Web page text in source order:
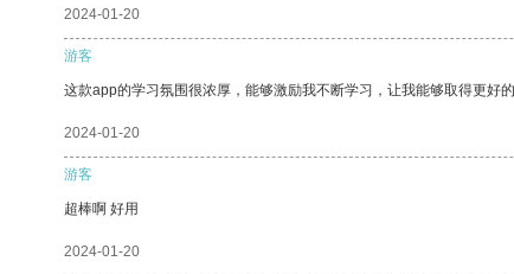
2024-01-20
游客
这款app的学习氛围很浓厚，能够激励我不断学习，让我能够取得更好的
2024-01-20
游客
超棒啊 好用
2024-01-20